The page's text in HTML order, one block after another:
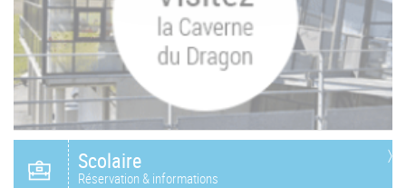
Scolaire
Réservation & informations